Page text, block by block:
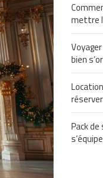
mettre
bien
Pack